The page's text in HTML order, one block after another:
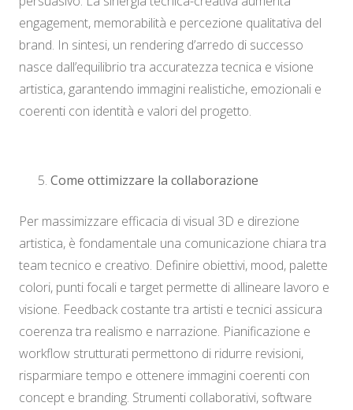
engagement, memorabilità e percezione qualitativa del
brand. In sintesi, un rendering d’arredo di successo
nasce dall’equilibrio tra accuratezza tecnica e visione
artistica, garantendo immagini realistiche, emozionali e
coerenti con identità e valori del progetto.
Come ottimizzare la collaborazione
Per massimizzare efficacia di visual 3D e direzione
artistica, è fondamentale una comunicazione chiara tra
team tecnico e creativo. Definire obiettivi, mood, palette
colori, punti focali e target permette di allineare lavoro e
visione. Feedback costante tra artisti e tecnici assicura
coerenza tra realismo e narrazione. Pianificazione e
workflow strutturati permettono di ridurre revisioni,
risparmiare tempo e ottenere immagini coerenti con
concept e branding. Strumenti collaborativi, software